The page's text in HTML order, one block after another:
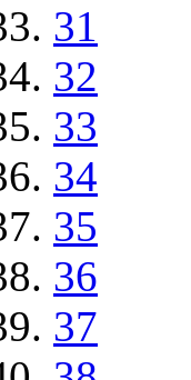
31
32
33
34
35
36
37